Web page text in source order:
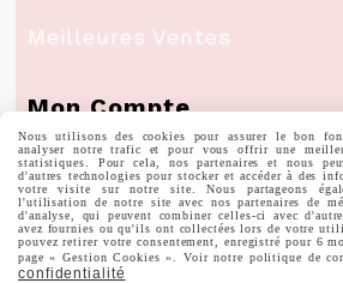
Meilleures Ventes
Mon Compte
Informations Personnelles
Commandes
Nous utilisons des cookies pour assurer le bon
analyser notre trafic et pour vous offrir une
statistiques. Pour cela, nos partenaires et nous
d'autres technologies pour stocker et accéder à des
votre visite sur notre site. Nous partageons
l'utilisation de notre site avec nos partenaires de
d'analyse, qui peuvent combiner celles-ci avec
avez fournies ou qu'ils ont collectées lors de votre
pouvez retirer votre consentement, enregistré pour 6
page « Gestion Cookies ». Voir notre politique de
confidentialité